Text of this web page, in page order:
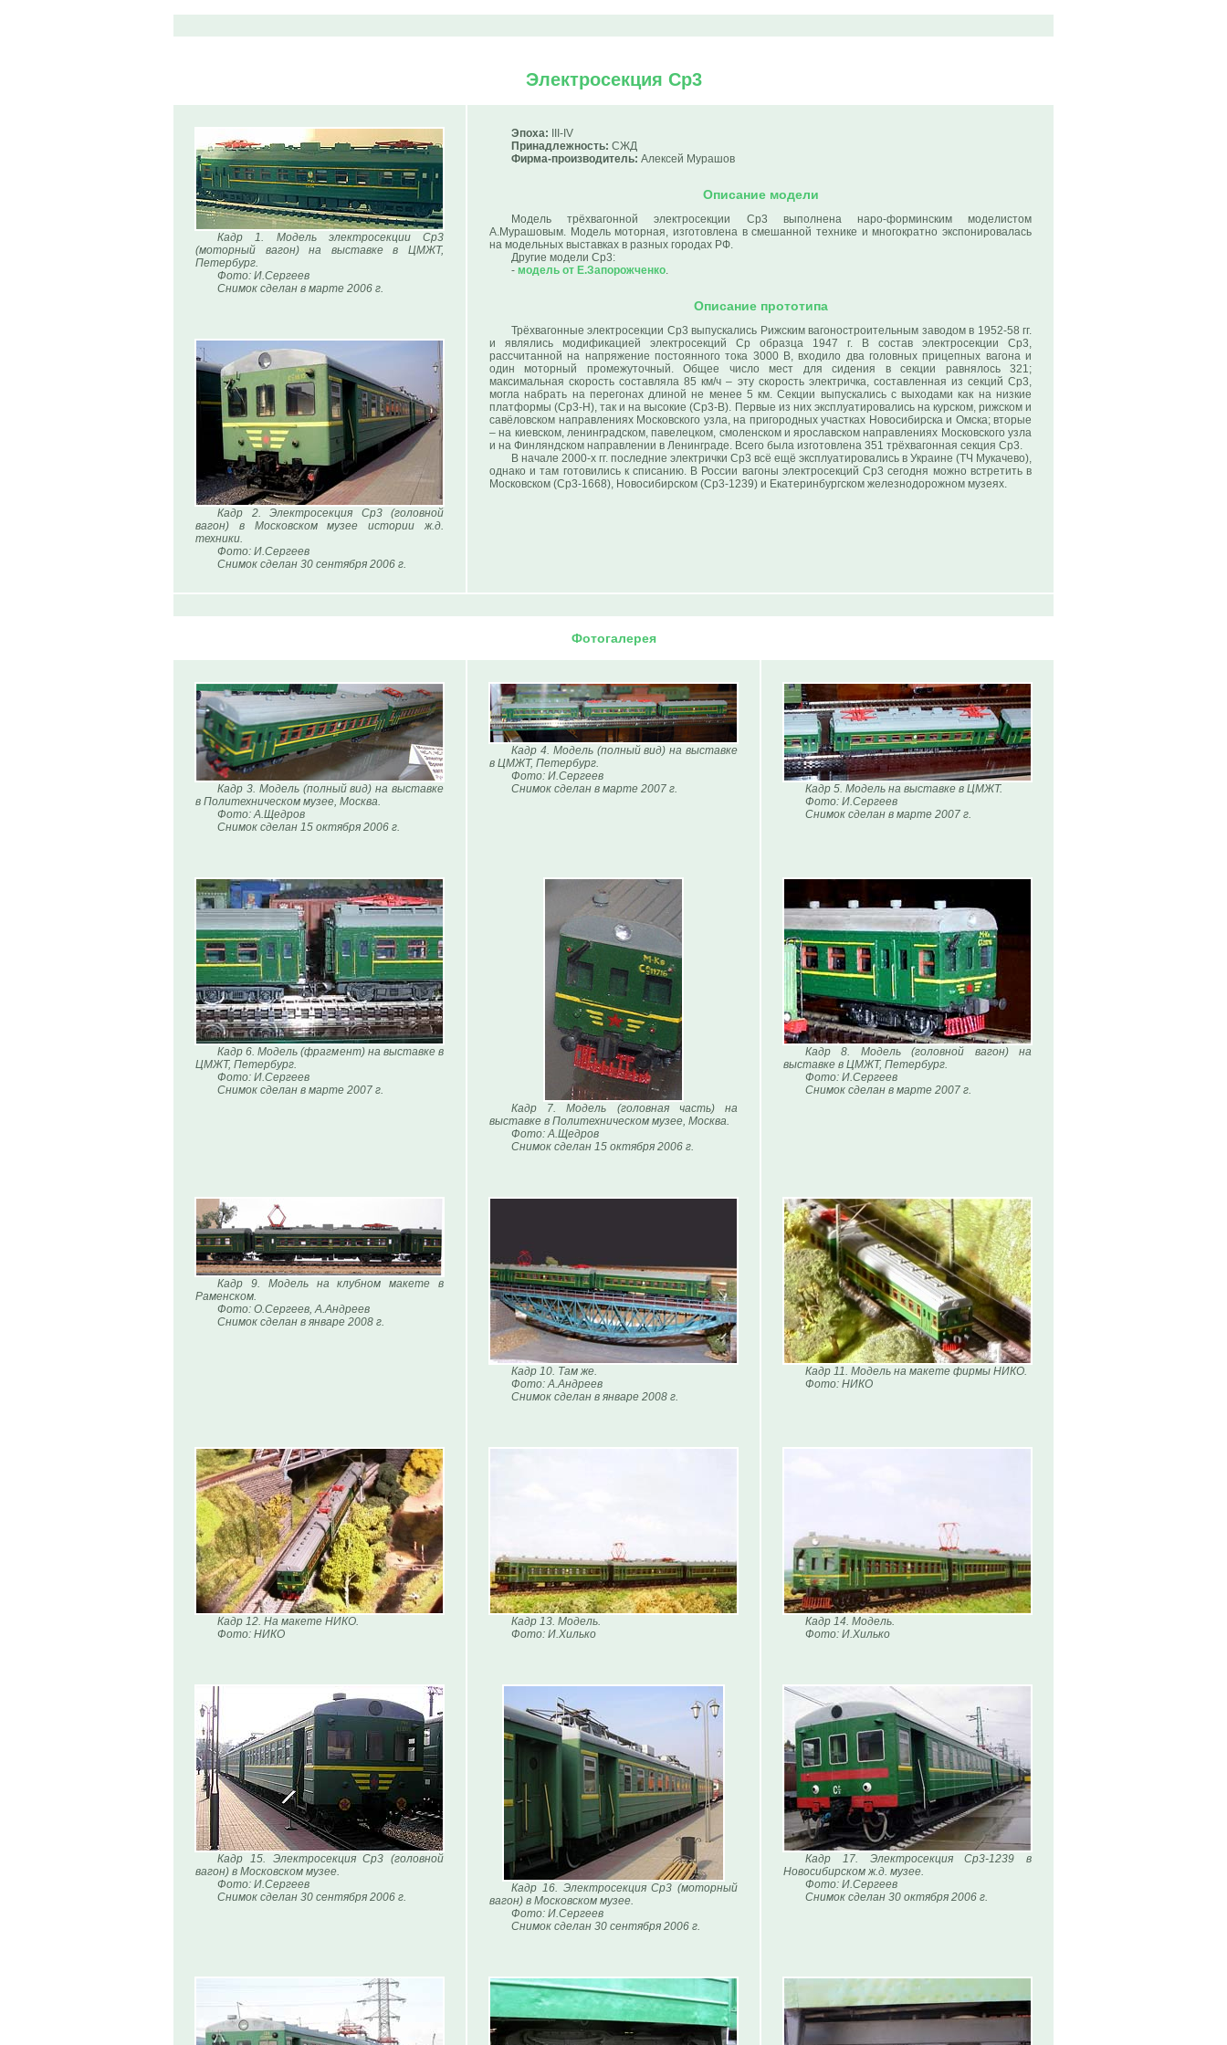
Электросекция Ср3
Кадр 1. Модель электросекции Ср3
(моторный вагон) на выставке в ЦМЖТ,
Петербург.
Фото: И.Сергеев
Снимок сделан в марте 2006 г.
Кадр 2. Электросекция Ср3 (головной
вагон) в Московском музее истории ж.д.
техники.
Фото: И.Сергеев
Снимок сделан 30 сентября 2006 г.
Эпоха: III-IV
Принадлежность: СЖД
Фирма-производитель: Алексей Мурашов
Описание модели
Модель трёхвагонной электросекции Ср3 выполнена наро-форминским моделистом
А.Мурашовым. Модель моторная, изготовлена в смешанной технике и многократно экспонировалась
на модельных выставках в разных городах РФ.
Другие модели Ср3:
- модель от Е.Запорожченко.
Описание прототипа
Трёхвагонные электросекции Ср3 выпускались Рижским вагоностроительным заводом в 1952-58 гг.
и являлись модификацией электросекций Ср образца 1947 г. В состав электросекции Ср3,
рассчитанной на напряжение постоянного тока 3000 В, входило два головных прицепных вагона и
один моторный промежуточный. Общее число мест для сидения в секции равнялось 321;
максимальная скорость составляла 85 км/ч – эту скорость электричка, составленная из секций Ср3,
могла набрать на перегонах длиной не менее 5 км. Секции выпускались с выходами как на низкие
платформы (Ср3-Н), так и на высокие (Ср3-В). Первые из них эксплуатировались на курском, рижском и
савёловском направлениях Московского узла, на пригородных участках Новосибирска и Омска; вторые
– на киевском, ленинградском, павелецком, смоленском и ярославском направлениях Московского узла
и на Финляндском направлении в Ленинграде. Всего была изготовлена 351 трёхвагонная секция Ср3.
В начале 2000-х гг. последние электрички Ср3 всё ещё эксплуатировались в Украине (ТЧ Мукачево),
однако и там готовились к списанию. В России вагоны электросекций Ср3 сегодня можно встретить в
Московском (Ср3-1668), Новосибирском (Ср3-1239) и Екатеринбургском железнодорожном музеях.
Фотогалерея
Кадр 3. Модель (полный вид) на выставке
в Политехническом музее, Москва.
Фото: А.Щедров
Снимок сделан 15 октября 2006 г.
Кадр 4. Модель (полный вид) на выставке
в ЦМЖТ, Петербург.
Фото: И.Сергеев
Снимок сделан в марте 2007 г.
Кадр 5. Модель на выставке в ЦМЖТ.
Фото: И.Сергеев
Снимок сделан в марте 2007 г.
Кадр 6. Модель (фрагмент) на выставке в
ЦМЖТ, Петербург.
Фото: И.Сергеев
Снимок сделан в марте 2007 г.
Кадр 7. Модель (головная часть) на
выставке в Политехническом музее, Москва.
Фото: А.Щедров
Снимок сделан 15 октября 2006 г.
Кадр 8. Модель (головной вагон) на
выставке в ЦМЖТ, Петербург.
Фото: И.Сергеев
Снимок сделан в марте 2007 г.
Кадр 9. Модель на клубном макете в
Раменском.
Фото: О.Сергеев, А.Андреев
Снимок сделан в январе 2008 г.
Кадр 10. Там же.
Фото: А.Андреев
Снимок сделан в январе 2008 г.
Кадр 11. Модель на макете фирмы НИКО.
Фото: НИКО
Кадр 12. На макете НИКО.
Фото: НИКО
Кадр 13. Модель.
Фото: И.Хилько
Кадр 14. Модель.
Фото: И.Хилько
Кадр 15. Электросекция Ср3 (головной
вагон) в Московском музее.
Фото: И.Сергеев
Снимок сделан 30 сентября 2006 г.
Кадр 16. Электросекция Ср3 (моторный
вагон) в Московском музее.
Фото: И.Сергеев
Снимок сделан 30 сентября 2006 г.
Кадр 17. Электросекция Ср3-1239 в
Новосибирском ж.д. музее.
Фото: И.Сергеев
Снимок сделан 30 октября 2006 г.